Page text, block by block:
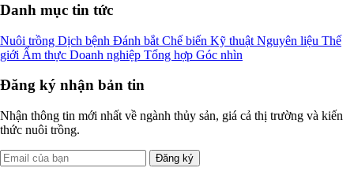
Danh mục tin tức
Nuôi trồng Dịch bệnh Đánh bắt Chế biến Kỹ thuật Nguyên liệu Thế
giới Ẩm thực Doanh nghiệp Tổng hợp Góc nhìn
Đăng ký nhận bản tin
Nhận thông tin mới nhất về ngành thủy sản, giá cả thị trường và kiến
thức nuôi trồng.
Đăng ký